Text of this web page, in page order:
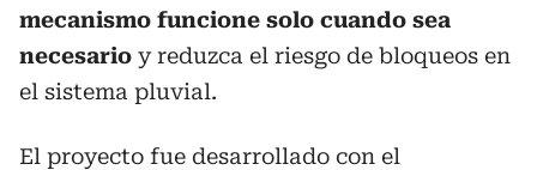
mecanismo funcione solo cuando sea
necesario y reduzca el riesgo de bloqueos en
el sistema pluvial.
El proyecto fue desarrollado con el